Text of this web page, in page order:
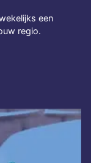
een
regio.